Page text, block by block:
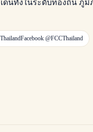
ด็นทั้งในระดับท้องถิ่น ภู
Facebook @FCCThailand